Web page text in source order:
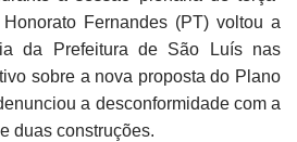
Fernandes (PT) voltou a
da Prefeitura de São Luís nas
sobre a nova proposta do Plano
a desconformidade com a
duas construções.